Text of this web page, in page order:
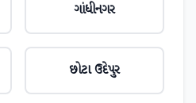
ગાંધીનગર
છોટા ઉદેપુર